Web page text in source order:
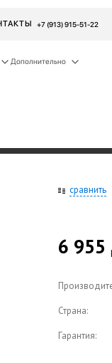
+7 (913) 915-51-22
Дополнительно
сравнить
6 955
Страна:
Гарантия: